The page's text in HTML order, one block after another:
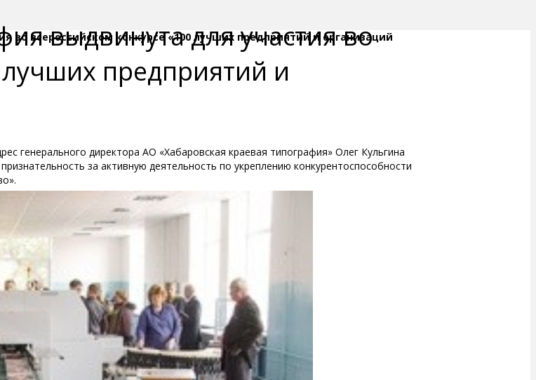
во всероссийском конкурсе «100 лучших предприятий и организаций
выдвинута для участия во
предприятий и
генерального директора АО «Хабаровская краевая типография» Олег Кульгина
за активную деятельность по укреплению конкурентоспособности